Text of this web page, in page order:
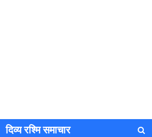
दिव्य रश्मि समाचार